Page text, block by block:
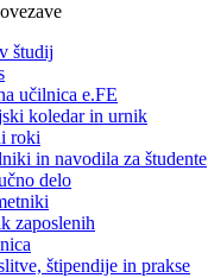
študij
učilnica e.FE
koledar in urnik
roki
in navodila za študente
delo
zaposlenih
štipendije in prakse